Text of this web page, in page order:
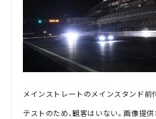
メインストレートのメインスタンド前
テストのため、観客はいない。画像提供